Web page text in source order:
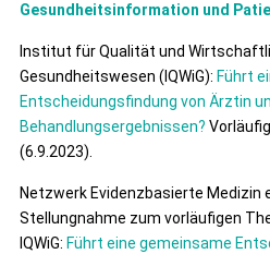
Gesundheitsinformation und
Institut für Qualität und
Gesundheitswesen (IQWiG): Führt
Entscheidungsfindung von Ärztin
Behandlungsergebnissen?
(6.9.2023).
Netzwerk Evidenzbasierte Medizin
Stellungnahme zum vorläufigen
IQWiG: Führt eine gemeinsame